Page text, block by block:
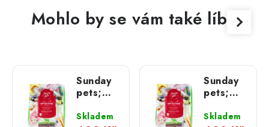
Mohlo by se vám také líbit
Sunday
pets;
Lamb
Skladem
Sunday
pets;
Lamb
Skladem